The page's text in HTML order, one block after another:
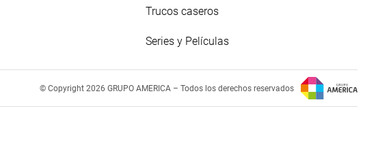
Trucos caseros
Series y Películas
© Copyright 2026 GRUPO AMERICA – Todos los derechos reservados